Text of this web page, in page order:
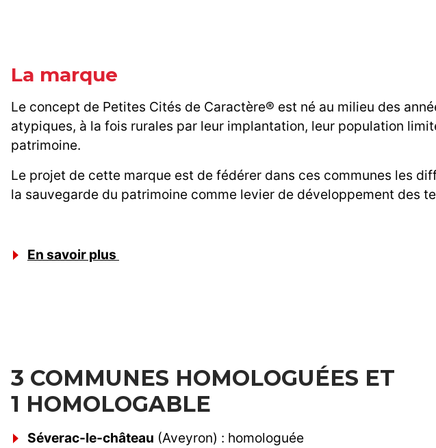
La marque
Le concept de Petites Cités de Caractère® est né au milieu des
atypiques, à la fois rurales par leur implantation, leur population
patrimoine.
Le projet de cette marque est de fédérer dans ces communes les
la sauvegarde du patrimoine comme levier de développement des
En savoir plus
3 COMMUNES HOMOLOGUÉES ET
1 HOMOLOGABLE
Séverac-le-château (Aveyron) : homologuée